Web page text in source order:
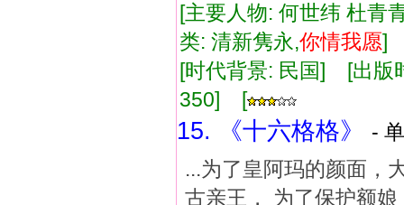
[主要人物: 何世纬 杜
类: 清新隽永,你情我愿
[时代背景: 民国] [出
350] [
15. 《十六格格》
-
...为了皇阿玛的颜面
古亲王， 为了保护额